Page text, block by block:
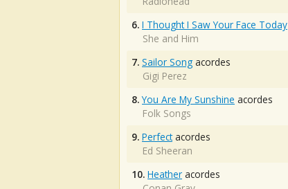
6. I Thought I Saw Your Face Today
She and Him
7. Sailor Song acordes
Gigi Perez
8. You Are My Sunshine acordes
Folk Songs
9. Perfectacordes
Ed Sheeran
10. Heather acordes